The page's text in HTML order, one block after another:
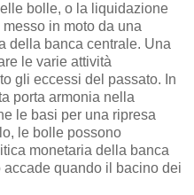
bolle, o la liquidazione
in moto da una
della banca centrale. Una
le varie attività
gli eccessi del passato. In
porta armonia nella
le basi per una ripresa
le bolle possono
monetaria della banca
quando il bacino dei